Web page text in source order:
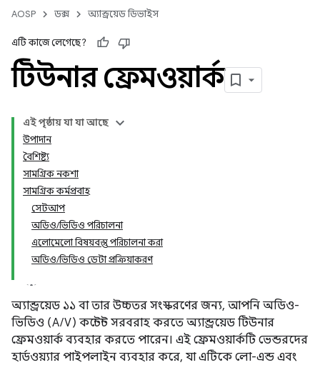
AOSP ডক্স অ্যান্ড্রয়েড ডিভাইস
এটি কাজে লেগেছে?
টিউনার ফ্রেমওয়ার্ক
এই পৃষ্ঠায় যা যা আছে
উপাদান
বৈশিষ্ট্য
সামগ্রিক নকশা
সামগ্রিক কর্মপ্রবাহ
সেটআপ
অডিও/ভিডিও পরিচালনা
এলোমেলো বিষয়বস্তু পরিচালনা করা
অডিও/ভিডিও ডেটা প্রক্রিয়াকরণ
অ্যান্ড্রয়েড ১১ বা তার উচ্চতর সংস্করণের জন্য, আপনি অডিও-
ভিডিও (A/V) কন্টেন্ট সরবরাহ করতে অ্যান্ড্রয়েড টিউনার
ফ্রেমওয়ার্ক ব্যবহার করতে পারেন। এই ফ্রেমওয়ার্কটি ভেন্ডরদের
হার্ডওয়্যার পাইপলাইন ব্যবহার করে, যা এটিকে লো-এন্ড এবং